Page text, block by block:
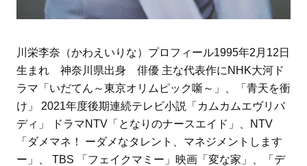
川栄李奈（かわえいりな）プロフィール1995年2月12日
生まれ 神奈川県出身 俳優 主な代表作にNHK大河ド
ラマ「いだてん～東京オリムピック噺～」、「青天を衝
け」 2021年度後期連続テレビ小説「カムカムエヴリバ
ディ」 ドラマNTV「となりのナースエイド」、NTV
「ダメマネ！ ーダメなタレント、マネジメントします
ー」、 TBS 「フェイクマミー」映画「変な家」、「デ